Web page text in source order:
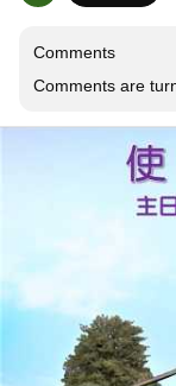
Comments
Comments are